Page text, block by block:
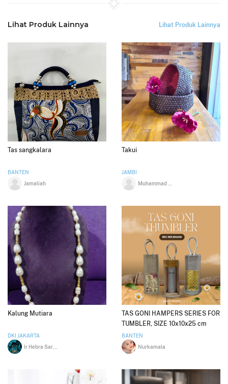
Lihat Produk Lainnya Lihat Produk Lainnya
Tas sangkalara
BANTEN
Jamaliah
Takui
JAMBI
Kalung Mutiara
DKI JAKARTA
TAS GONI HAMPERS SERIES FOR
TUMBLER, SIZE 10x10x25 cm
BANTEN
Nurkamala